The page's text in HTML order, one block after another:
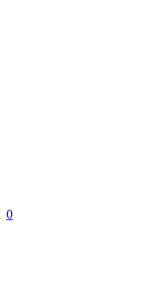
0